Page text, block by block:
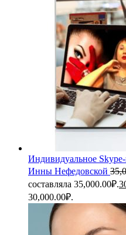
Индивидуальное
Инны Нефедовской
составляла 35,000.00₽.
30,000.00₽.